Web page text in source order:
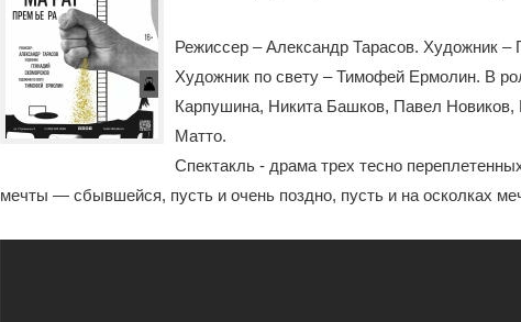
Режиссер – Александр Тарасов. Художник –
Художник по свету – Тимофей Ермолин. В
Карпушина, Никита Башков, Павел Новиков,
Матто.
Спектакль - драма трех тесно
мечты — сбывшейся, пусть и очень поздно, пусть и на осколках